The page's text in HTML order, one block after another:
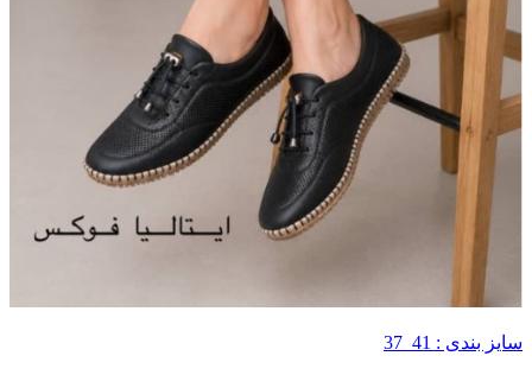
سایز بندی : 41_37